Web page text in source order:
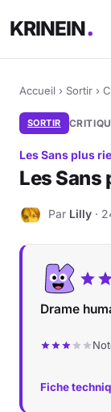
KRINEIN
Accueil › Sortir ›
SORTIR
Les Sans plus
Les Sans
L Par Lilly ·
Drame
Fiche